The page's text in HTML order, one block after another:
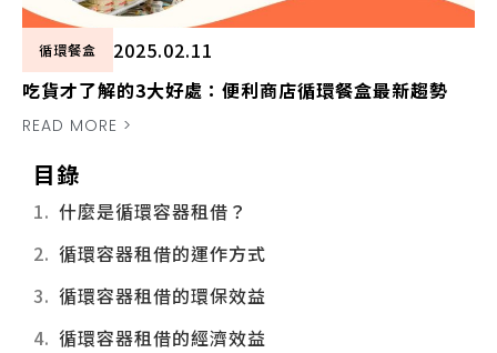
循環餐盒
2025.02.11
吃貨才了解的3大好處：便利商店循環餐盒最新趨勢
READ MORE >
目錄
什麼是循環容器租借？
循環容器租借的運作方式
循環容器租借的環保效益
循環容器租借的經濟效益